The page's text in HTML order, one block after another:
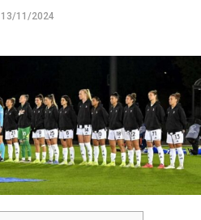
13/11/2024